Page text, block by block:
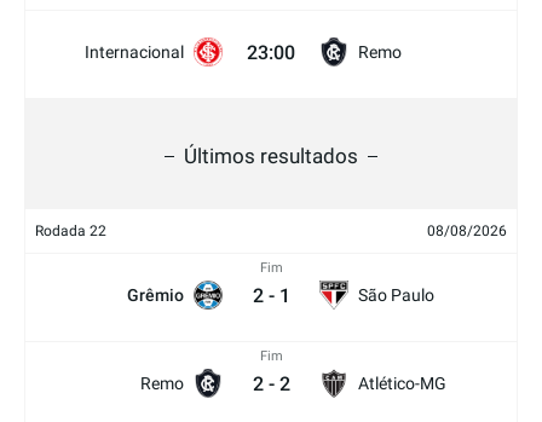
Internacional 23:00 Remo
Últimos resultados
Rodada 22 08/08/2026
Grêmio
Fim
2 - 1 São Paulo
Remo
Fim
2 - 2 Atlético-MG